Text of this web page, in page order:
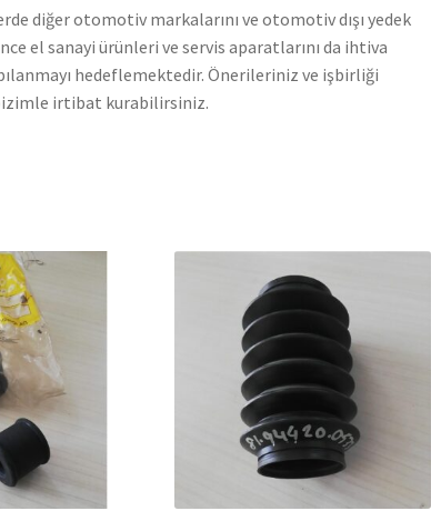
diğer otomotiv markalarını ve otomotiv dışı yedek
el sanayi ürünleri ve servis aparatlarını da ihtiva
hedeflemektedir. Önerileriniz ve işbirliği
irtibat kurabilirsiniz.